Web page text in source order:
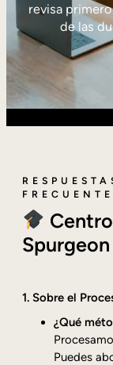
revisa
de las
Spurgeon
1. Sobre el
¿Qué
Puedes